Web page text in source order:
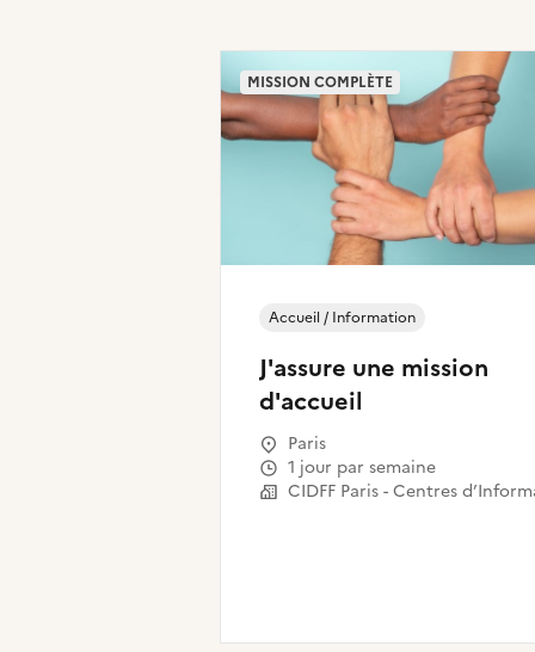
J'assure une mission
d'accueil
Accueil / Information
Paris
1 jour par semaine
MISSION COMPLÈTE